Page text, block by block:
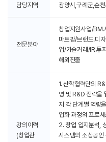
담당지역 광양시,구례군,순
전문분야
창업지원사업/BM.
마트팜/브랜드.디
업/기술거래/IR.투
해외진출
강의이력
(창업관
1. 산학협력단의
영 및 R&D 전략을
지 각 단계별 역량
업화 과정의 프로
2. 창업 입지분석,
시스템의 소상공인